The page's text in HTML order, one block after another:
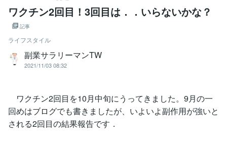
ワクチン2回目！3回目は．．いらないかな？
記事
ライフスタイル
副業サラリーマンTW
2021/11/03 08:32
ワクチン2回目を10月中旬にうってきました。9月の一
回めはブログでも書きましたが、いよいよ副作用が強いと
される2回目の結果報告です．